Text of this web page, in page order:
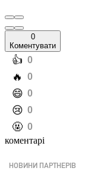
0
Коментувати
️👍 0
️🔥 0
️😄 0
️😢 0
️🤬 0
коментарі